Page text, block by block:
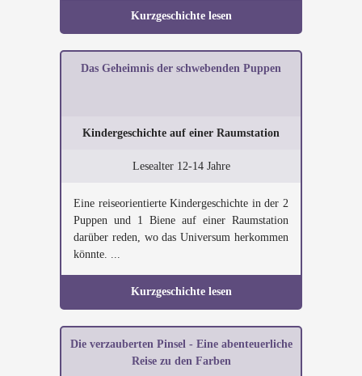
Kurzgeschichte lesen
Das Geheimnis der schwebenden Puppen
Kindergeschichte auf einer Raumstation
Lesealter 12-14 Jahre
Eine reiseorientierte Kindergeschichte in der 2
Puppen und 1 Biene auf einer Raumstation
darüber reden, wo das Universum herkommen
könnte. ...
Kurzgeschichte lesen
Die verzauberten Pinsel - Eine abenteuerliche
Reise zu den Farben